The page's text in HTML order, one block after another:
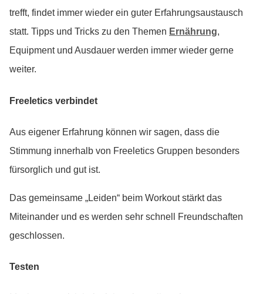
trefft, findet immer wieder ein guter Erfahrungsaustausch
statt. Tipps und Tricks zu den Themen Ernährung,
Equipment und Ausdauer werden immer wieder gerne
weiter.
Freeletics verbindet
Aus eigener Erfahrung können wir sagen, dass die
Stimmung innerhalb von Freeletics Gruppen besonders
fürsorglich und gut ist.
Das gemeinsame „Leiden“ beim Workout stärkt das
Miteinander und es werden sehr schnell Freundschaften
geschlossen.
Testen